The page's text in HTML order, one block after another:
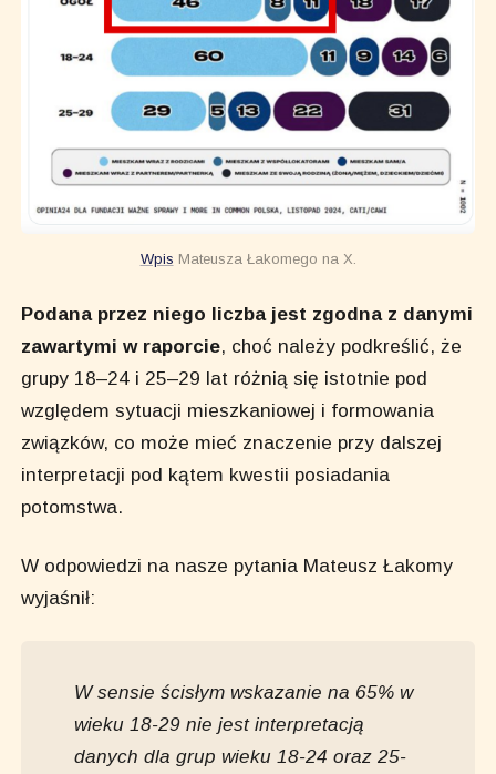
Wpis Mateusza Łakomego na X.
Podana przez niego liczba jest zgodna z danymi
zawartymi w raporcie, choć należy podkreślić, że
grupy 18–24 i 25–29 lat różnią się istotnie pod
względem sytuacji mieszkaniowej i formowania
związków, co może mieć znaczenie przy dalszej
interpretacji pod kątem kwestii posiadania
potomstwa.
W odpowiedzi na nasze pytania Mateusz Łakomy
wyjaśnił:
W sensie ścisłym wskazanie na 65% w
wieku 18-29 nie jest interpretacją
danych dla grup wieku 18-24 oraz 25-